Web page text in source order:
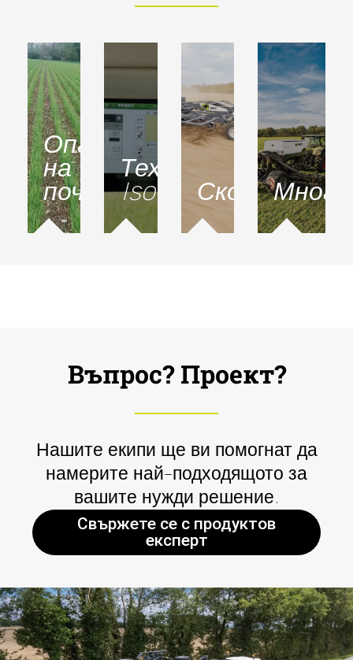
Опазване
на
почвите
Технология
IsobusСкорост
Въпрос? Проект?
Нашите екипи ще ви помогнат да
намерите най-подходящото за
вашите нужди решение.
Свържете се с продуктов
експерт